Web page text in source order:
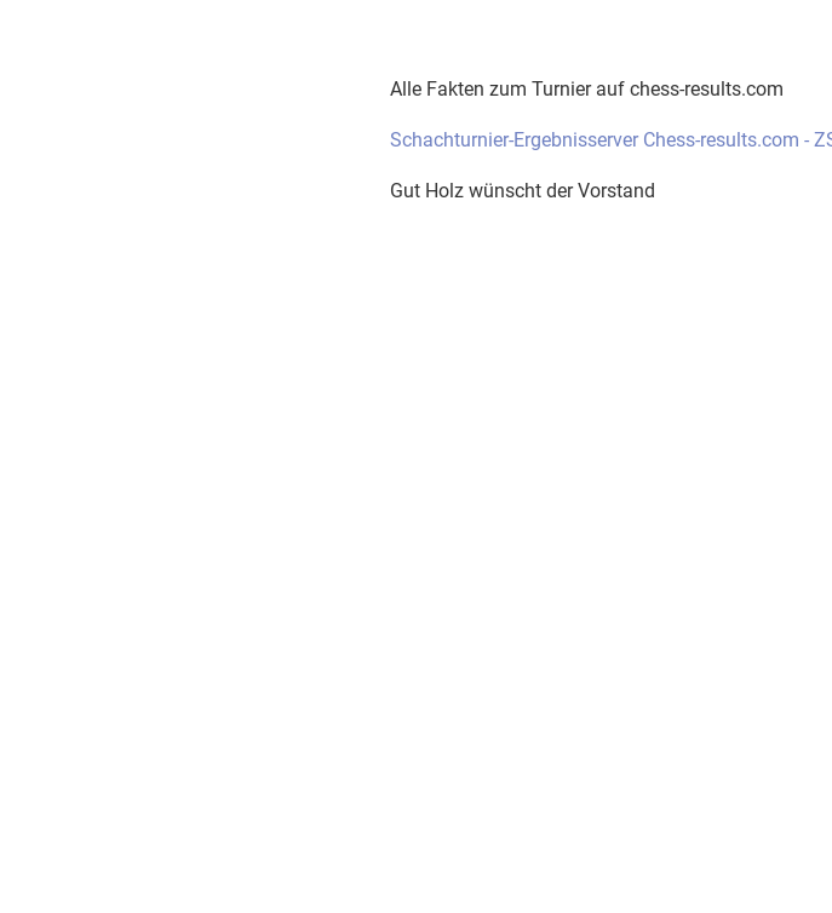
Alle Fakten zum Turnier auf chess-results.com
Schachturnier-Ergebnisserver Chess-results.com -
Gut Holz wünscht der Vorstand